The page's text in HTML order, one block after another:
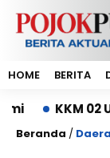
HOME BERITA
KKM 02
Beranda /